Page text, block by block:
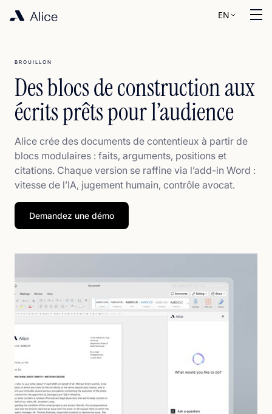
EN
BROUILLON
Des blocs de construction aux
écrits prêts pour l’audience
Alice crée des documents de contentieux à partir de
blocs modulaires : faits, arguments, positions et
citations. Chaque version se raffine via l’add-in Word :
vitesse de l’IA, jugement humain, contrôle avocat.
Demandez une démo